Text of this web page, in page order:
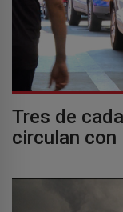
Tres de
circulan con